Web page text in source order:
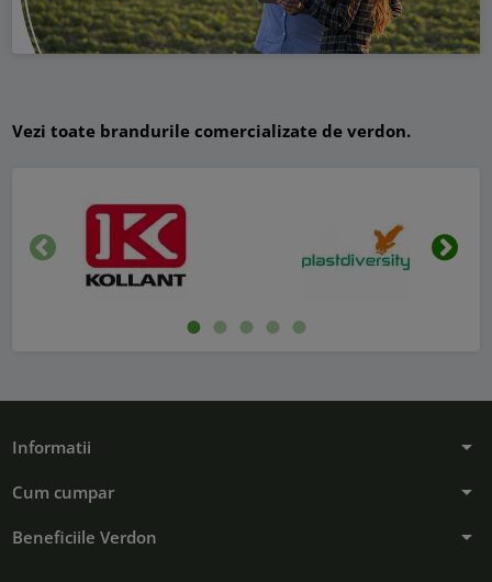
Vezi toate brandurile comercializate de verdon.
Inapoi
Informatii arrow_drop_down
Cum cumpar arrow_drop_down
Beneficiile Verdon arrow_drop_down